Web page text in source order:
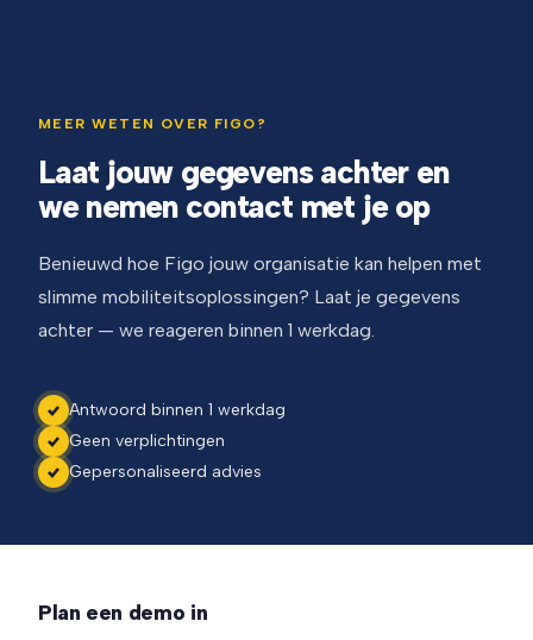
MEER WETEN OVER FIGO?
Laat jouw gegevens achter en
we nemen contact met je op
Benieuwd hoe Figo jouw organisatie kan helpen met
slimme mobiliteitsoplossingen? Laat je gegevens
achter — we reageren binnen 1 werkdag.
Antwoord binnen 1 werkdag
Geen verplichtingen
Gepersonaliseerd advies
Plan een demo in